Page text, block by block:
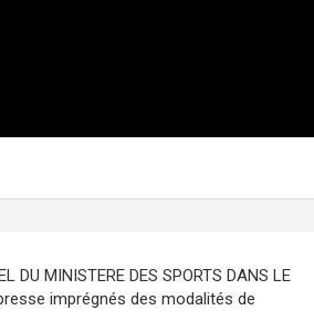
DU MINISTERE DES SPORTS DANS LE
imprégnés des modalités de